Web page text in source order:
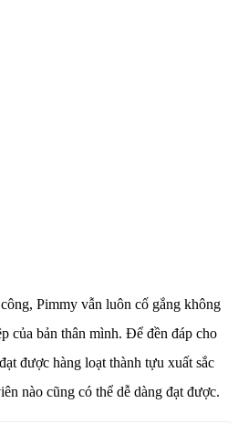
Pimmy vẫn luôn cố gắng không
của bản thân mình. Để đền đáp cho
được hàng loạt thành tựu xuất sắc
nào cũng có thể dễ dàng đạt được.